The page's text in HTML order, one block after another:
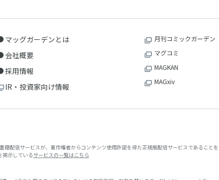
マッグガーデンとは
会社概要
採用情報
IR・投資家向け情報
月刊コミックガーデン
マグコミ
MAGKAN
MAGxiv
籍配信サービスが、著作権者からコンテンツ使用許諾を得た正規版配信サービスであること
掲示しているサービスの一覧はこちら